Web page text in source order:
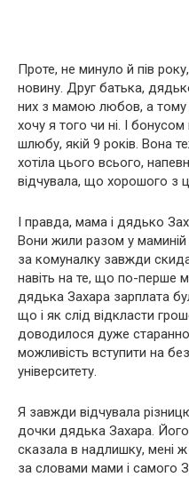
Проте, не минуло й пів
новину. Друг батька,
них з мамою любов, а тому
хочу я того чи ні. І
шлюбу, якій 9 років. Вона
хотіла цього всього,
відчувала, що хорошого з
І правда, мама і дядько
Вони жили разом у маминій
за комуналку завжди
навіть на те, що по-перше
дядька Захара зарплата
що і як слід відкласти
доводилося дуже
можливість вступити на
університету.
Я завжди відчувала
дочки дядька Захара. Його
сказала в надлишку, мені
за словами мами і самого